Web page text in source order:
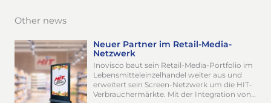
Other news
Neuer Partner im Retail-Media-
Netzwerk
Inovisco baut sein Retail-Media-Portfolio im
Lebensmitteleinzelhandel weiter aus und
erweitert sein Screen-Netzwerk um die HIT-
Verbrauchermärkte. Mit der Integration von…